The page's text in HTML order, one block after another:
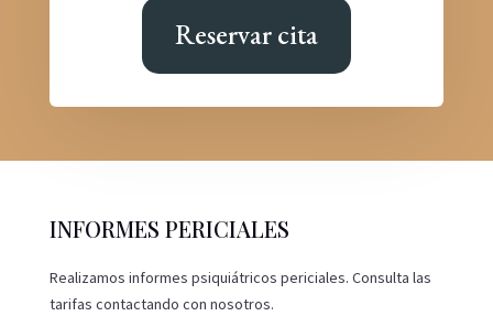
Reservar cita
INFORMES PERICIALES
Realizamos informes psiquiátricos periciales. Consulta las
tarifas contactando con nosotros.